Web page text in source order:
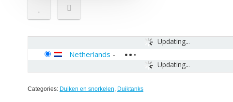
Updating...
Updating...
Netherlands -
Categories: Duiken en snorkelen, Duiktanks